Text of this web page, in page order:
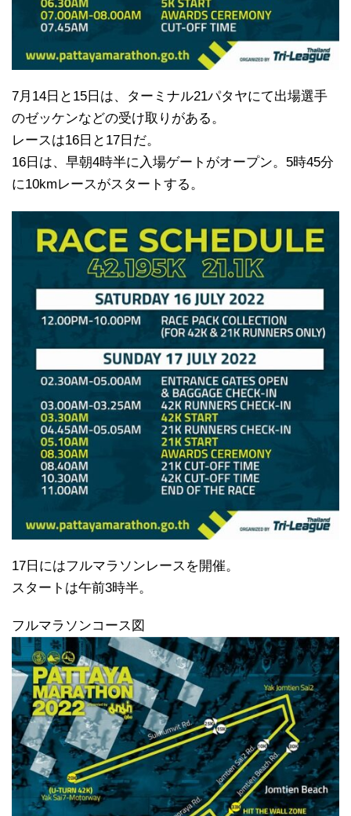
7月14日と15日は、ターミナル21パタヤにて出場選手
のゼッケンなどの受け取りがある。
レースは16日と17日だ。
16日は、早朝4時半に入場ゲートがオープン。5時45分
に10kmレースがスタートする。
17日にはフルマラソンレースを開催。
スタートは午前3時半。
フルマラソンコース図